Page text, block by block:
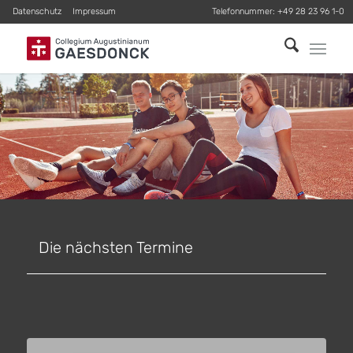
Datenschutz Impressum Telefonnummer: +49 28 23 96 1-0
Die nächsten Termine